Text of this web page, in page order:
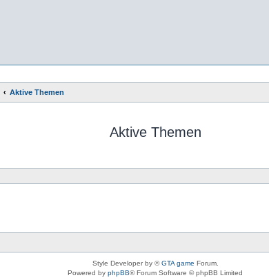
Aktive Themen
Aktive Themen
Style Developer by ©GTA game Forum.
Powered by phpBB® Forum Software © phpBB Limited